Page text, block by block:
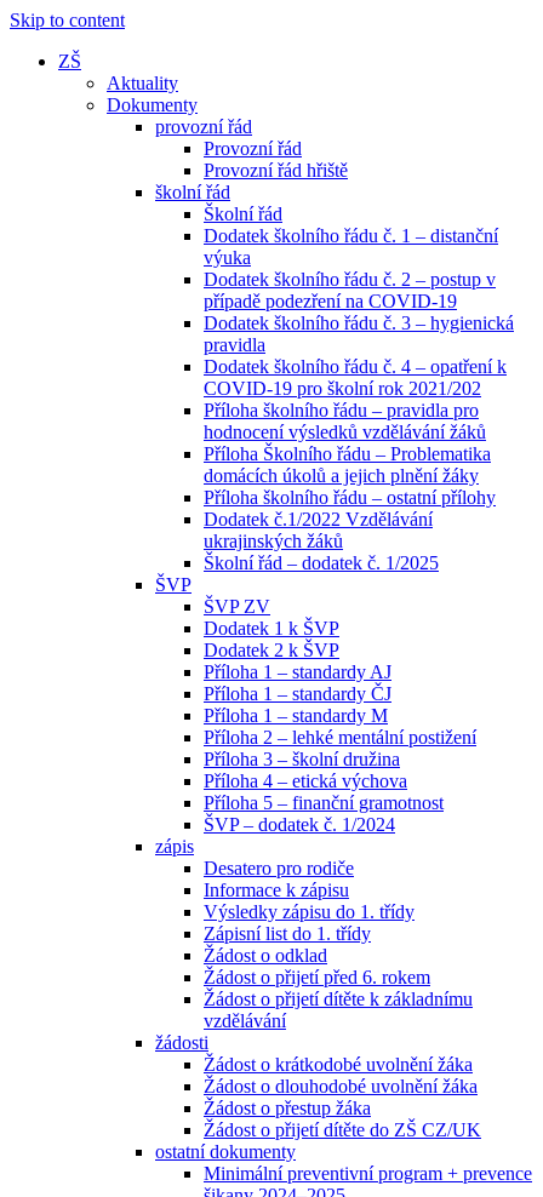
Skip to content
ZŠ
Aktuality
Dokumenty
provozní řád
Provozní řád
Provozní řád hřiště
školní řád
Školní řád
Dodatek školního řádu č. 1 – distanční
výuka
Dodatek školního řádu č. 2 – postup v
případě podezření na COVID-19
Dodatek školního řádu č. 3 – hygienická
pravidla
Dodatek školního řádu č. 4 – opatření k
COVID-19 pro školní rok 2021/202
Příloha školního řádu – pravidla pro
hodnocení výsledků vzdělávání žáků
Příloha Školního řádu – Problematika
domácích úkolů a jejich plnění žáky
Příloha školního řádu – ostatní přílohy
Dodatek č.1/2022 Vzdělávání
ukrajinských žáků
Školní řád – dodatek č. 1/2025
ŠVP
ŠVP ZV
Dodatek 1 k ŠVP
Dodatek 2 k ŠVP
Příloha 1 – standardy AJ
Příloha 1 – standardy ČJ
Příloha 1 – standardy M
Příloha 2 – lehké mentální postižení
Příloha 3 – školní družina
Příloha 4 – etická výchova
Příloha 5 – finanční gramotnost
ŠVP – dodatek č. 1/2024
zápis
Desatero pro rodiče
Informace k zápisu
Výsledky zápisu do 1. třídy
Zápisní list do 1. třídy
Žádost o odklad
Žádost o přijetí před 6. rokem
Žádost o přijetí dítěte k základnímu
vzdělávání
žádosti
Žádost o krátkodobé uvolnění žáka
Žádost o dlouhodobé uvolnění žáka
Žádost o přestup žáka
Žádost o přijetí dítěte do ZŠ CZ/UK
ostatní dokumenty
Minimální preventivní program + prevence